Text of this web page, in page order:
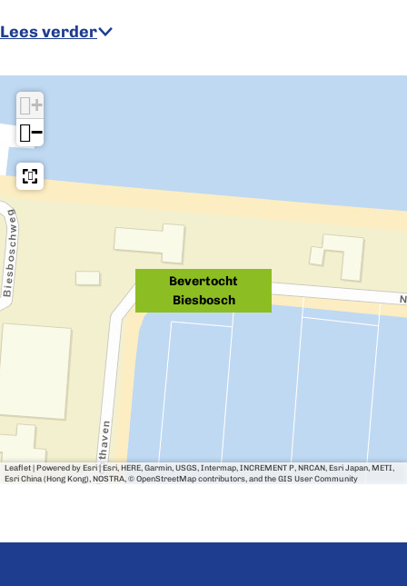
Lees verder
Bevertocht
Biesbosch
+
−
Leaflet | Powered by Esri | Esri, HERE, Garmin, USGS, Intermap, INCREMENT P, NRCAN, Esri Japan, METI,
Esri China (Hong Kong), NOSTRA, © OpenStreetMap contributors, and the GIS User Community